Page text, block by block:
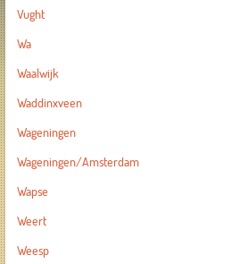
Vught
Wa
Waalwijk
Waddinxveen
Wageningen
Wageningen/Amsterdam
Wapse
Weert
Weesp